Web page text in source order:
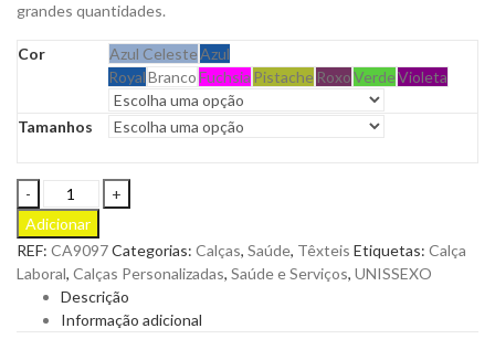
grandes quantidades.
Cor Azul CelesteAzul
RoyalBrancoFuchsia Pistache RoxoVerdeVioleta
Tamanhos
Calça
Vademecum
de
Serviços
Unissexo
e
de
Adicionar
REF: CA9097Categorias: Calças, Saúde, Têxteis Etiquetas: Calça
Laboral, Calças Personalizadas, Saúde e Serviços, UNISSEXO
Descrição
Informação adicional